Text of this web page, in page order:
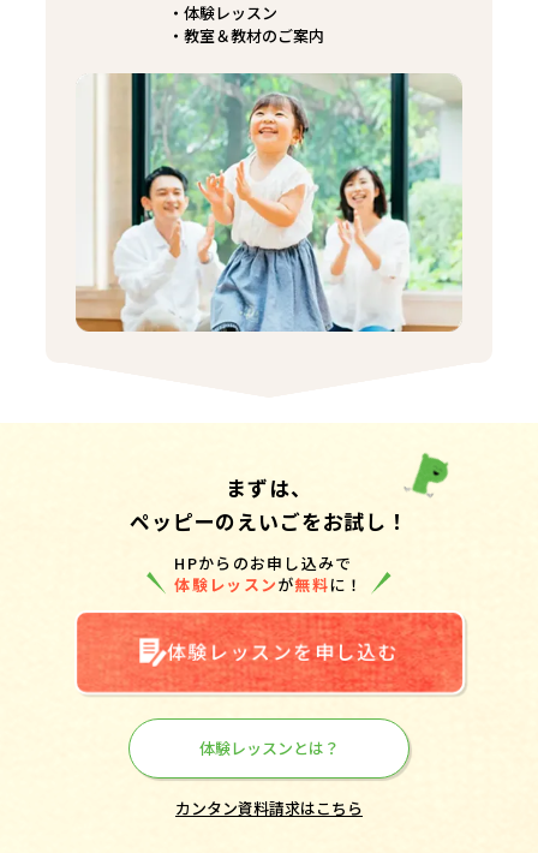
体験レッスン
教室＆教材のご案内
まずは、
ペッピーのえいごをお試し！
HPからのお申し込みで
体験レッスンが無料に！
体験レッスンを申し込む
体験レッスンとは？
カンタン資料請求はこちら